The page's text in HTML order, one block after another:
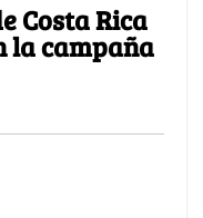
Costa Rica
la campaña